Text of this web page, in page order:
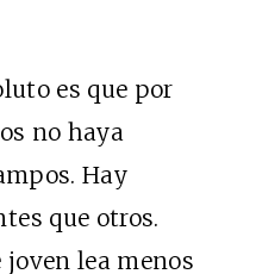
es que por
no haya
Hay
que otros.
joven lea menos